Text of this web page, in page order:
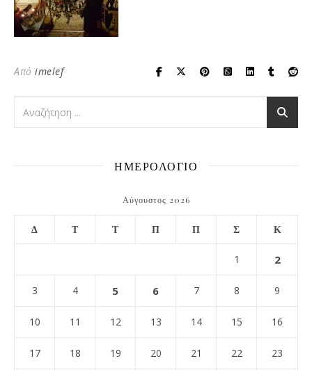
Από imelef
ΗΜΕΡΟΛΟΓΙΟ
Αύγουστος 2026
Δ Τ Τ Π Π Σ Κ
1 2
3 4 5 6 7 8 9
10 11 12 13 14 15 16
17 18 19 20 21 22 23